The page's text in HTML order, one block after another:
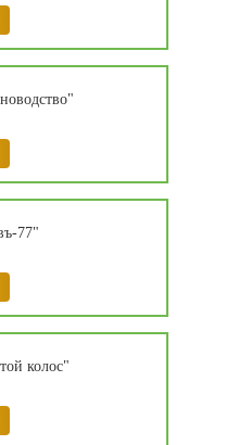
77"
колос"